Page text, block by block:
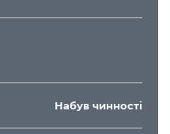
Набув чинності